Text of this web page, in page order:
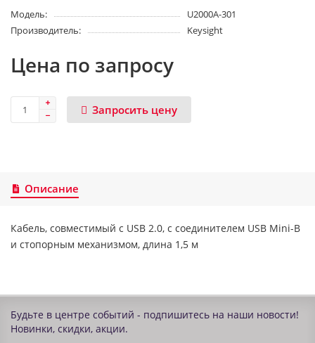
Модель:
U2000A-301
Производитель:
Keysight
Цена по запросу
Запросить цену
Описание
Кабель, совместимый с USB 2.0, с соединителем USB Mini-B
и стопорным механизмом, длина 1,5 м
Будьте в центре событий - подпишитесь на наши новости!
Новинки, скидки, акции.